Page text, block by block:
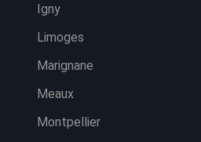
Igny
Limoges
Marignane
Meaux
Montpellier